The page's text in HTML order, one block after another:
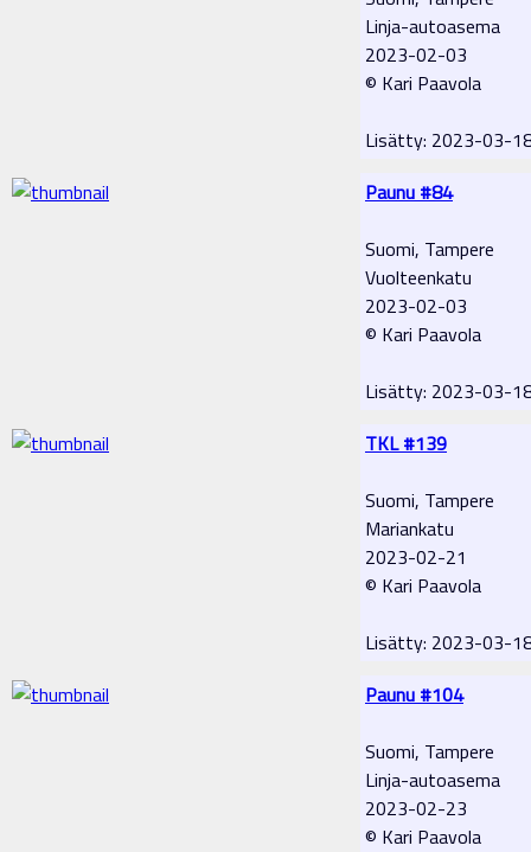
Linja-autoasema
2023-02-03
© Kari Paavola
Lisätty: 2023-03-
Paunu #84
Suomi, Tampere
Vuolteenkatu
2023-02-03
© Kari Paavola
Lisätty: 2023-03-
TKL #139
Suomi, Tampere
Mariankatu
2023-02-21
© Kari Paavola
Lisätty: 2023-03-
Paunu #104
Suomi, Tampere
Linja-autoasema
2023-02-23
© Kari Paavola